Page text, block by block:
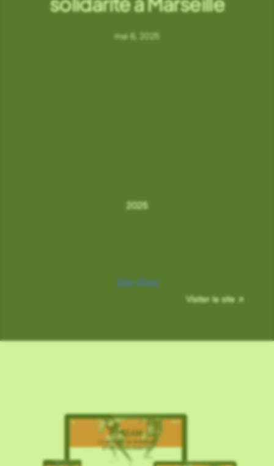
mai 6, 2025
2025
Site vitrine
Visiter le site ↗